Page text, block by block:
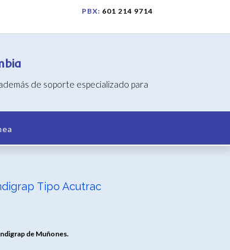
PBX: 601 214 9714
de soporte especializado para
Tipo Acutrac
de Muñones.